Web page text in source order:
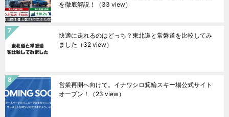
を徹底解説！
（33 view）
快適に走れるのはどっち？東北道と常磐道を比較してみ
ました （32 view）
営業再開へ向けて。イナワシロ箕輪スキー場公式サイト
オープン！
（23 view）